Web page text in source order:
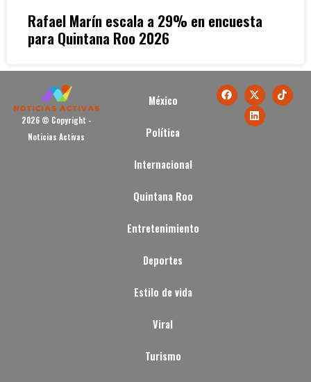
Rafael Marín escala a 29% en encuesta
para Quintana Roo 2026
2026 © Copyright -
Noticias Activas
México
Política
Internacional
Quintana Roo
Entretenimiento
Deportes
Estilo de vida
Viral
Turismo